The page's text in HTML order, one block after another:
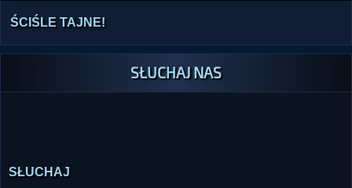
ŚCIŚLE TAJNE!
SŁUCHAJ NAS
SŁUCHAJ